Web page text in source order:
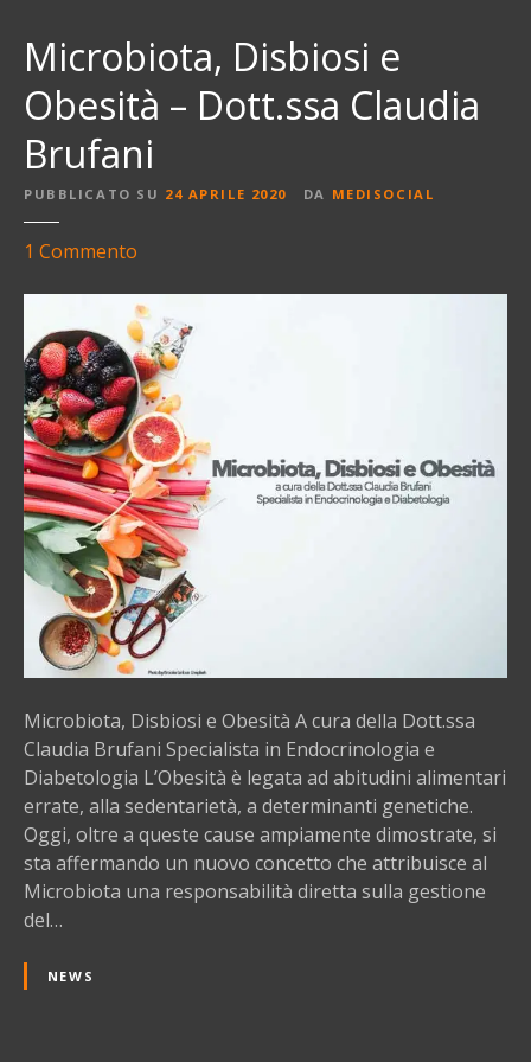
Microbiota, Disbiosi e
Obesità – Dott.ssa Claudia
Brufani
PUBBLICATO SU 24 APRILE 2020 DA MEDISOCIAL
1 Commento
M
i
c
r
o
b
i
o
t
a
,
D
i
s
i
o
s
i
e
O
b
Microbiota, Disbiosi e Obesità A cura della Dott.ssa
Claudia Brufani Specialista in Endocrinologia e
Diabetologia L’Obesità è legata ad abitudini alimentari
errate, alla sedentarietà, a determinanti genetiche.
Oggi, oltre a queste cause ampiamente dimostrate, si
sta affermando un nuovo concetto che attribuisce al
Microbiota una responsabilità diretta sulla gestione
del…
NEWS